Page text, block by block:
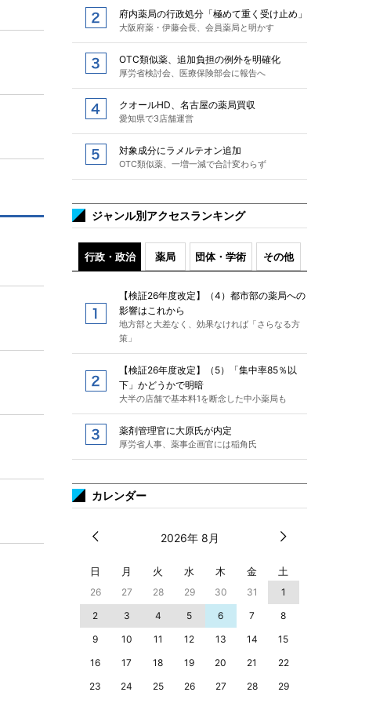
府内薬局の行政処分「極めて重く受け止め」
大阪府薬・伊藤会長、会員薬局と明かす
OTC類似薬、追加負担の例外を明確化
厚労省検討会、医療保険部会に報告へ
クオールHD、名古屋の薬局買収
愛知県で3店舗運営
対象成分にラメルテオン追加
OTC類似薬、一増一減で合計変わらず
ジャンル別アクセスランキング
行政・政治 薬局 団体・学術 その他
【検証26年度改定】（4）都市部の薬局への
影響はこれから
地方部と大差なく、効果なければ「さらなる方
策」
【検証26年度改定】（5）「集中率85％以
下」かどうかで明暗
大半の店舗で基本料1を断念した中小薬局も
薬剤管理官に大原氏が内定
厚労省人事、薬事企画官には稲角氏
カレンダー
2026年 8月
日 月 火 水 木 金 土
26 27 28 29 30 31
1
2
3 4 5 6 7
8
9
10 11 12 13 14
15
16
17 18 19 20 21
22
23
24 25 26 27 28
29